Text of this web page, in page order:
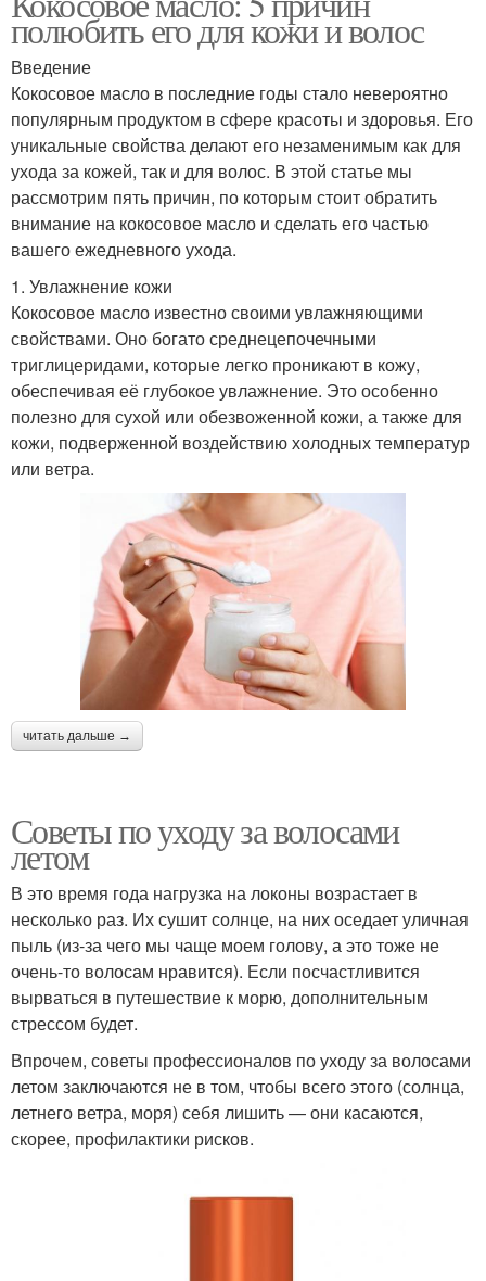
полюбить его для кожи и волос
Введение
Кокосовое масло в последние годы стало невероятно
популярным продуктом в сфере красоты и здоровья. Его
уникальные свойства делают его незаменимым как для
ухода за кожей, так и для волос. В этой статье мы
рассмотрим пять причин, по которым стоит обратить
внимание на кокосовое масло и сделать его частью
вашего ежедневного ухода.
1. Увлажнение кожи
Кокосовое масло известно своими увлажняющими
свойствами. Оно богато среднецепочечными
триглицеридами, которые легко проникают в кожу,
обеспечивая её глубокое увлажнение. Это особенно
полезно для сухой или обезвоженной кожи, а также для
кожи, подверженной воздействию холодных температур
или ветра.
читать дальше →
Советы по уходу за волосами
летом
В это время года нагрузка на локоны возрастает в
несколько раз. Их сушит солнце, на них оседает уличная
пыль (из-за чего мы чаще моем голову, а это тоже не
очень-то волосам нравится). Если посчастливится
вырваться в путешествие к морю, дополнительным
стрессом будет.
Впрочем, советы профессионалов по уходу за волосами
летом заключаются не в том, чтобы всего этого (солнца,
летнего ветра, моря) себя лишить — они касаются,
скорее, профилактики рисков.